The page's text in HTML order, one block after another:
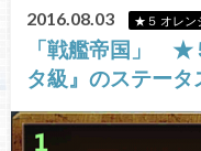
2016.08.03 ★５ オレン
「戦艦帝国」 ★
タ級』のステータ